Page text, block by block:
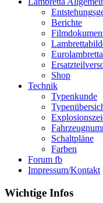
Berichte
Shop
Technik
Typenkunde
Schaltpläne
Farben
Forum fb
Impressum/Kontakt
Wichtige Infos